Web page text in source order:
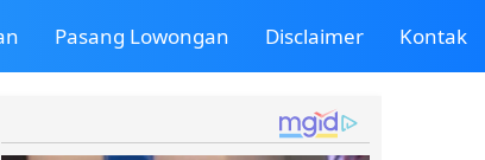
Pasang Lowongan Disclaimer Kontak